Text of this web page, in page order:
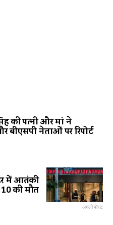
की पत्नी और मां ने
बीएसपी नेताओं पर रिपोर्ट
में आतंकी
की मौत
अगली पोस्ट